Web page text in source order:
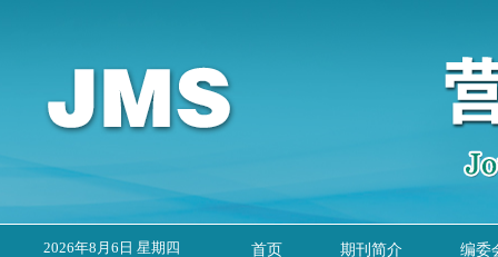
2026年8月6日 星期四 首页 期刊简介 编委